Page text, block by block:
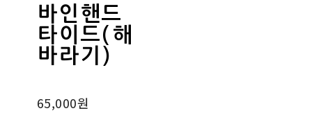
바인핸드
타이드(해
바라기)
65,000원